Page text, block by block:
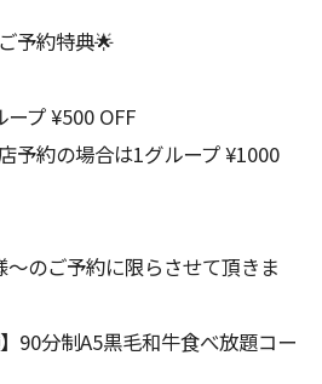
予約特典🌟
プ ¥500 OFF
予約の場合は1グループ ¥1000
のご予約に限らさせて頂きま
90分制A5黒毛和牛食べ放題コー